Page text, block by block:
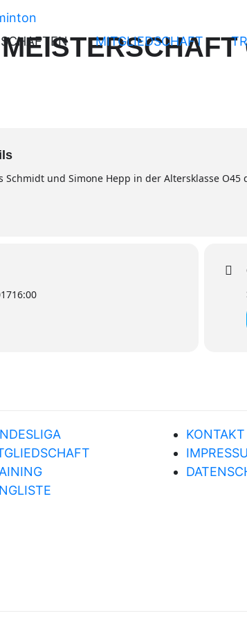
MITGLIEDSCHAFT
Schmidt und Simone Hepp in der Altersklasse O45
16:00
KONTAKT